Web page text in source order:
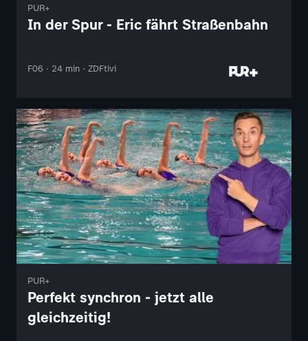
PUR+
In der Spur - Eric fährt Straßenbahn
F06 · 24 min · ZDFtivi
PUR+
Perfekt synchron - jetzt alle
gleichzeitig!